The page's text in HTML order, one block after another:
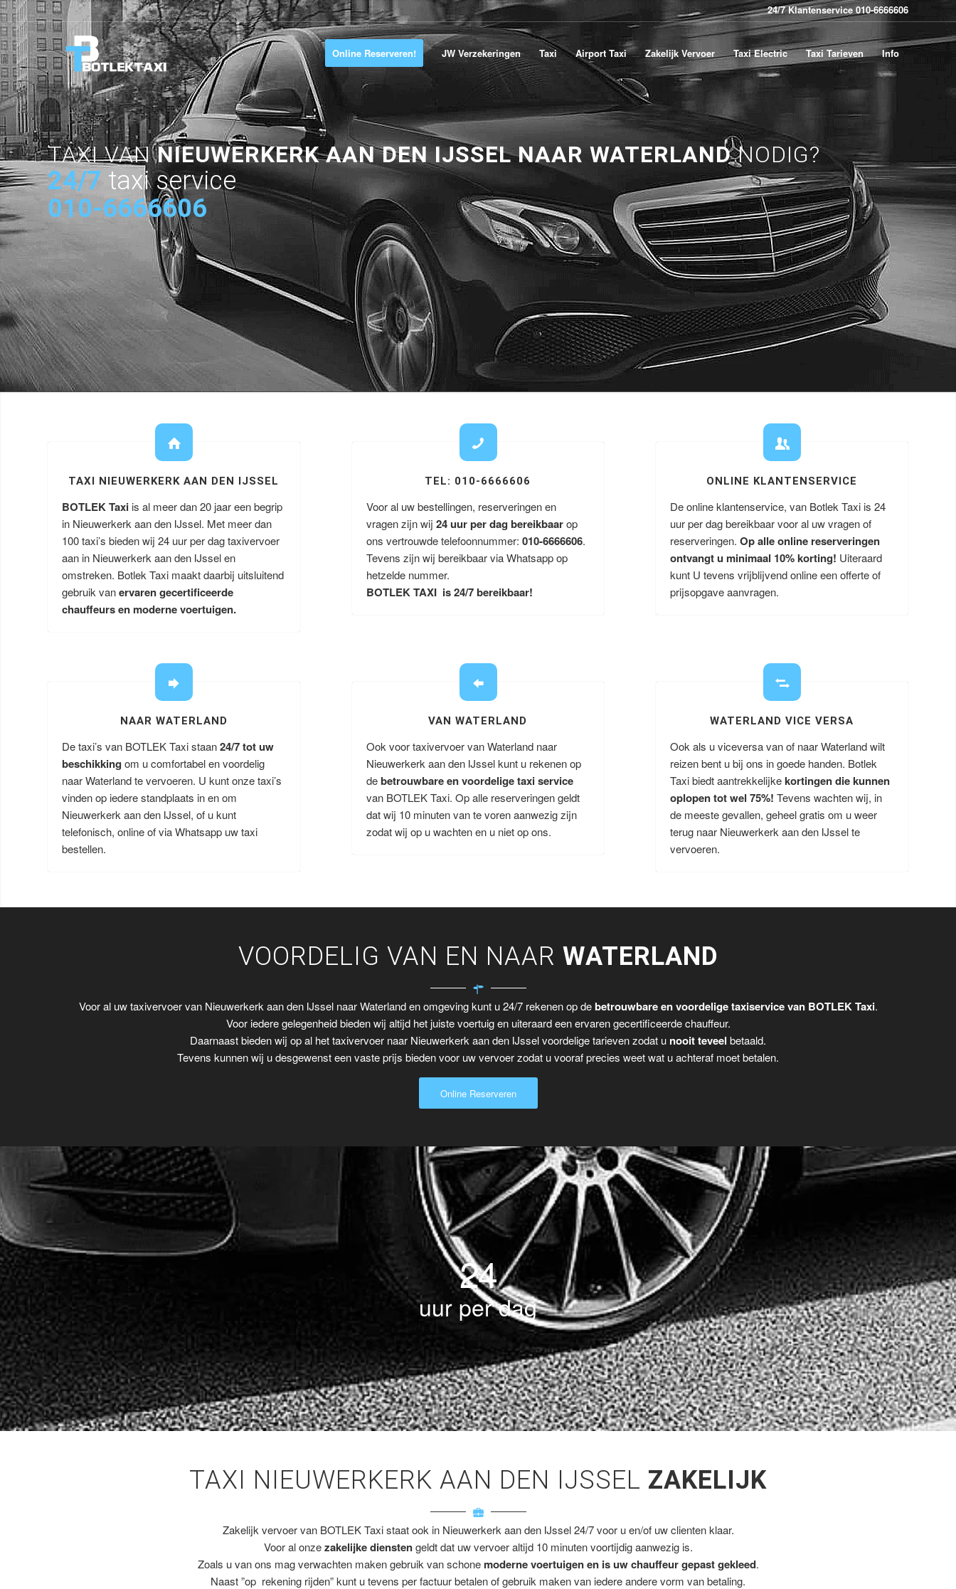
24/7 Klantenservice 010-6666606
Online Reserveren! JW Verzekeringen Taxi Airport Taxi Zakelijk Vervoer Taxi Electric Taxi Tarieven Info
TAXI VANNIEUWERKERK AAN DEN IJSSEL NAAR WATERLANDNODIG?
24/7 taxi service
010-6666606
TAXI NIEUWERKERK AAN DEN IJSSEL
BOTLEK Taxi is al meer dan 20 jaar een begrip
in Nieuwerkerk aan den IJssel. Met meer dan
100 taxi’s bieden wij 24 uur per dag taxivervoer
aan in Nieuwerkerk aan den IJssel en
omstreken. Botlek Taxi maakt daarbij uitsluitend
gebruik vanervaren gecertificeerde
chauffeurs en moderne voertuigen.
TEL: 010-6666606
Voor al uw bestellingen, reserveringen en
vragen zijn wij 24 uur per dag bereikbaarop
ons vertrouwde telefoonnummer: 010-6666606.
Tevens zijn wij bereikbaar via Whatsapp op
hetzelde nummer.
BOTLEK TAXI is 24/7 bereikbaar!
ONLINE KLANTENSERVICE
De online klantenservice, van Botlek Taxi is 24
uur per dag bereikbaar voor al uw vragen of
reserveringen.Op alle online reserveringen
ontvangt u minimaal 10% korting! Uiteraard
kunt U tevens vrijblijvend online een offerte of
prijsopgave aanvragen.
NAAR WATERLAND
De taxi’s van BOTLEK Taxi staan24/7 tot uw
beschikking om u comfortabel en voordelig
naar Waterland te vervoeren. U kunt onze taxi’s
vinden op iedere standplaats in en om
Nieuwerkerk aan den IJssel, of u kunt
telefonisch, online of via Whatsapp uw taxi
bestellen.
VAN WATERLAND
Ook voor taxivervoer van Waterland naar
Nieuwerkerk aan den IJssel kunt u rekenen op
debetrouwbare en voordelige taxi service
van BOTLEK Taxi. Op alle reserveringen geldt
dat wij 10 minuten van te voren aanwezig zijn
zodat wij op u wachten en u niet op ons.
WATERLAND VICE VERSA
Ook als u viceversa van of naar Waterland wilt
reizen bent u bij ons in goede handen. Botlek
Taxi biedt aantrekkelijkekortingen die kunnen
oplopen tot wel 75%!Tevens wachten wij, in
de meeste gevallen, geheel gratis om u weer
terug naar Nieuwerkerk aan den IJssel te
vervoeren.
VOORDELIG VAN EN NAAR WATERLAND
Voor al uw taxivervoer van Nieuwerkerk aan den IJssel naar Waterland en omgeving kunt u 24/7 rekenen op debetrouwbare en voordelige taxiservice van BOTLEK Taxi.
Voor iedere gelegenheid bieden wij altijd het juiste voertuig en uiteraard een ervaren gecertificeerde chauffeur.
Daarnaast bieden wij op al het taxivervoer naar Nieuwerkerk aan den IJssel voordelige tarieven zodat u nooit teveel betaald.
Tevens kunnen wij u desgewenst een vaste prijs bieden voor uw vervoer zodat u vooraf precies weet wat u achteraf moet betalen.
Online Reserveren
24
uur per dag
TAXI NIEUWERKERK AAN DEN IJSSEL ZAKELIJK
Zakelijk vervoer van BOTLEK Taxi staat ook in Nieuwerkerk aan den IJssel 24/7 voor u en/of uw clienten klaar.
Voor al onzezakelijke dienstengeldt dat uw vervoer altijd 10 minuten voortijdig aanwezig is.
Zoals u van ons mag verwachten maken gebruik van schone moderne voertuigen en is uw chauffeur gepast gekleed.
Naast ”op rekening rijden” kunt u tevens per factuur betalen of gebruik maken van iedere andere vorm van betaling.